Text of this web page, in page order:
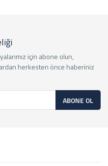
için abone olun,
herkesten önce haberiniz
ABONE OL